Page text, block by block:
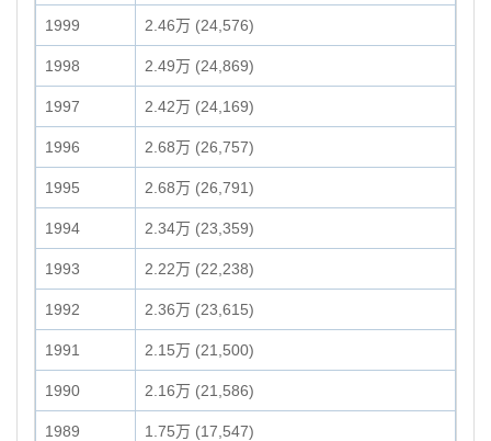
1999 2.46万 (24,576)
1998 2.49万 (24,869)
1997 2.42万 (24,169)
1996 2.68万 (26,757)
1995 2.68万 (26,791)
1994 2.34万 (23,359)
1993 2.22万 (22,238)
1992 2.36万 (23,615)
1991 2.15万 (21,500)
1990 2.16万 (21,586)
1989 1.75万 (17,547)